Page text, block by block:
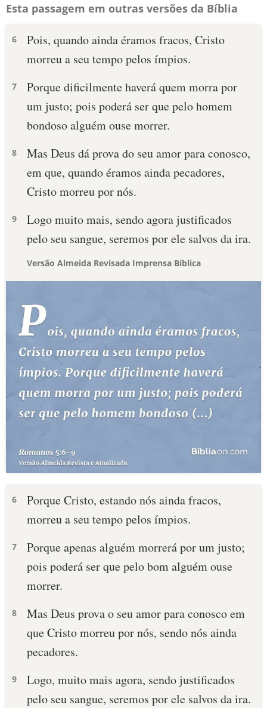
Esta passagem em outras versões da Bíblia
6
Pois, quando ainda éramos fracos, Cristo
morreu a seu tempo pelos ímpios.
7
Porque dificilmente haverá quem morra por
um justo; pois poderá ser que pelo homem
bondoso alguém ouse morrer.
8
Mas Deus dá prova do seu amor para conosco,
em que, quando éramos ainda pecadores,
Cristo morreu por nós.
9
Logo muito mais, sendo agora justificados
pelo seu sangue, seremos por ele salvos da ira.
Versão Almeida Revisada Imprensa Bíblica
6
Porque Cristo, estando nós ainda fracos,
morreu a seu tempo pelos ímpios.
7
Porque apenas alguém morrerá por um justo;
pois poderá ser que pelo bom alguém ouse
morrer.
8
Mas Deus prova o seu amor para conosco em
que Cristo morreu por nós, sendo nós ainda
pecadores.
9
Logo, muito mais agora, sendo justificados
pelo seu sangue, seremos por ele salvos da ira.